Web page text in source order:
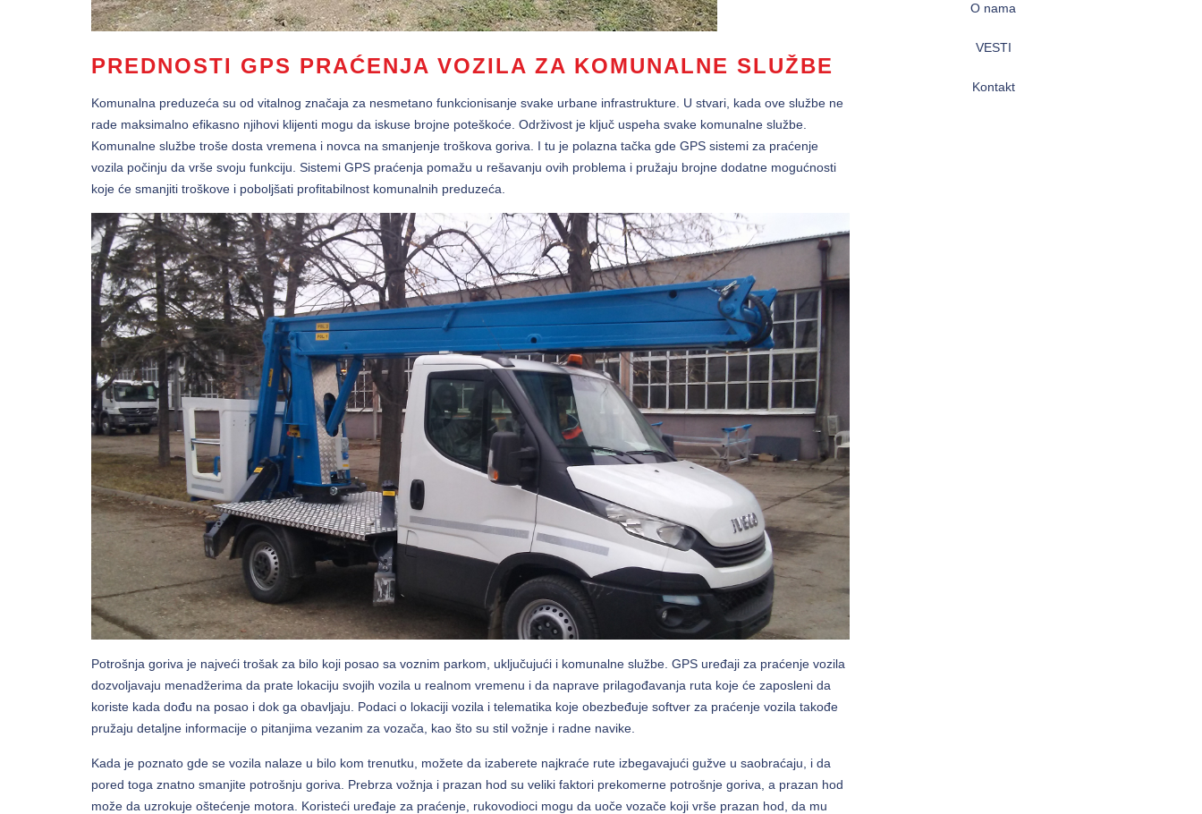
PREDNOSTI GPS PRAĆENJA VOZILA ZA KOMUNALNE SLUŽBE
Komunalna preduzeća su od vitalnog značaja za nesmetano funkcionisanje svake urbane infrastrukture. U stvari, kada ove službe ne
rade maksimalno efikasno njihovi klijenti mogu da iskuse brojne poteškoće. Održivost je ključ uspeha svake komunalne službe.
Komunalne službe troše dosta vremena i novca na smanjenje troškova goriva. I tu je polazna tačka gde GPS sistemi za praćenje
vozila počinju da vrše svoju funkciju. Sistemi GPS praćenja pomažu u rešavanju ovih problema i pružaju brojne dodatne mogućnosti
koje će smanjiti troškove i poboljšati profitabilnost komunalnih preduzeća.
Potrošnja goriva je najveći trošak za bilo koji posao sa voznim parkom, uključujući i komunalne službe. GPS uređaji za praćenje vozila
dozvoljavaju menadžerima da prate lokaciju svojih vozila u realnom vremenu i da naprave prilagođavanja ruta koje će zaposleni da
koriste kada dođu na posao i dok ga obavljaju. Podaci o lokaciji vozila i telematika koje obezbeđuje softver za praćenje vozila takođe
pružaju detaljne informacije o pitanjima vezanim za vozača, kao što su stil vožnje i radne navike.
Kada je poznato gde se vozila nalaze u bilo kom trenutku, možete da izaberete najkraće rute izbegavajući gužve u saobraćaju, i da
pored toga znatno smanjite potrošnju goriva. Prebrza vožnja i prazan hod su veliki faktori prekomerne potrošnje goriva, a prazan hod
može da uzrokuje oštećenje motora. Koristeći uređaje za praćenje, rukovodioci mogu da uoče vozače koji vrše prazan hod, da mu
O nama
VESTI
Kontakt